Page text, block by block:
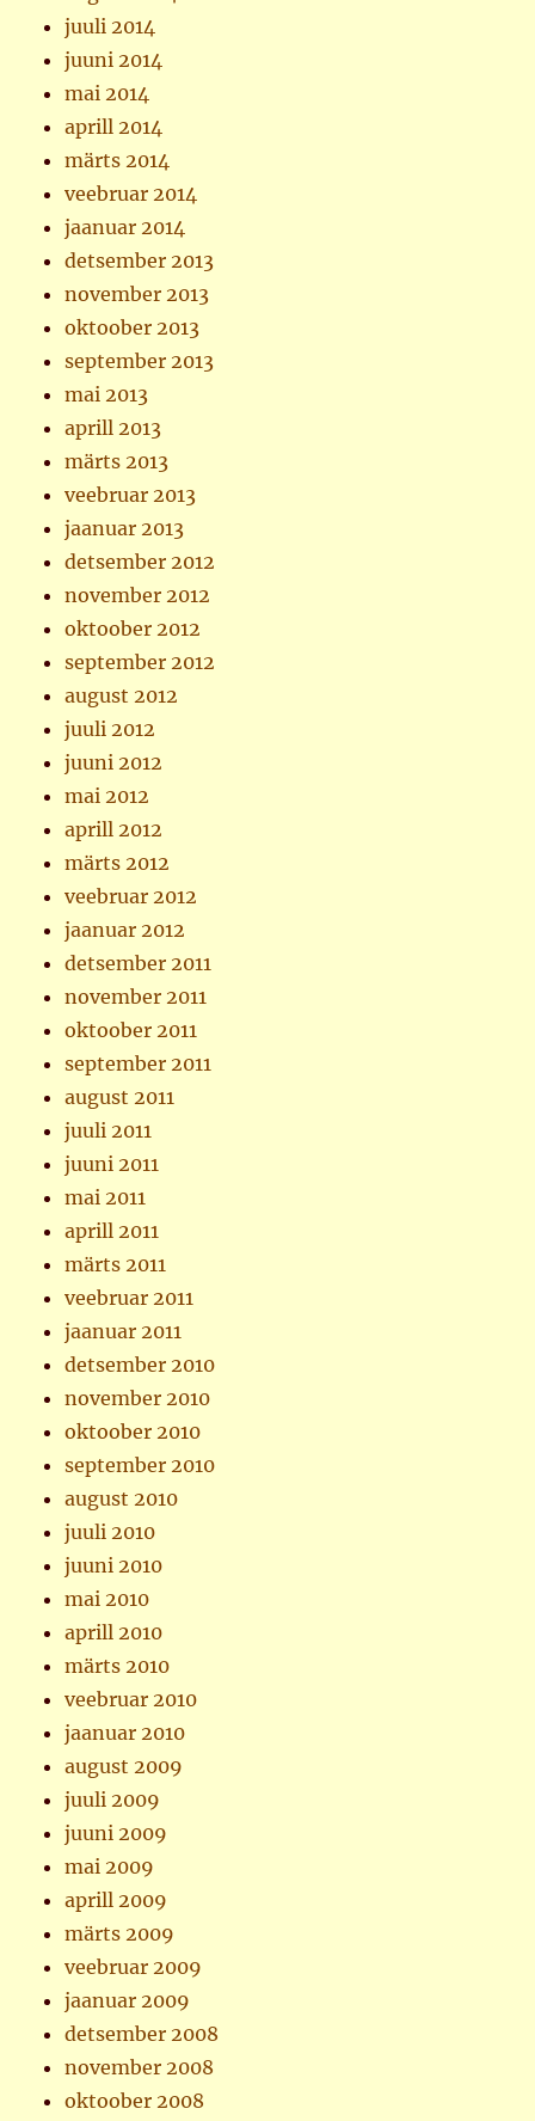
juuli 2014
juuni 2014
mai 2014
aprill 2014
märts 2014
veebruar 2014
jaanuar 2014
detsember 2013
november 2013
oktoober 2013
september 2013
mai 2013
aprill 2013
märts 2013
veebruar 2013
jaanuar 2013
detsember 2012
november 2012
oktoober 2012
september 2012
august 2012
juuli 2012
juuni 2012
mai 2012
aprill 2012
märts 2012
veebruar 2012
jaanuar 2012
detsember 2011
november 2011
oktoober 2011
september 2011
august 2011
juuli 2011
juuni 2011
mai 2011
aprill 2011
märts 2011
veebruar 2011
jaanuar 2011
detsember 2010
november 2010
oktoober 2010
september 2010
august 2010
juuli 2010
juuni 2010
mai 2010
aprill 2010
märts 2010
veebruar 2010
jaanuar 2010
august 2009
juuli 2009
juuni 2009
mai 2009
aprill 2009
märts 2009
veebruar 2009
jaanuar 2009
detsember 2008
november 2008
oktoober 2008